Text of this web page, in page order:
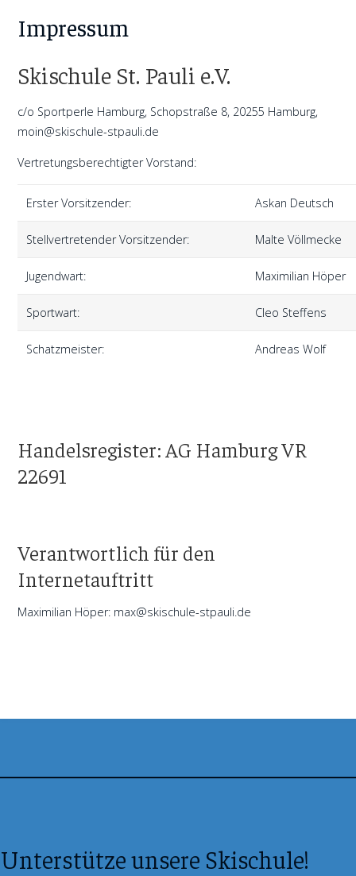
Impressum
Skischule St. Pauli e.V.
c/o Sportperle Hamburg, Schopstraße 8, 20255 Hamburg,
moin@skischule-stpauli.de
Vertretungsberechtigter Vorstand:
Erster Vorsitzender: Askan Deutsch
Stellvertretender Vorsitzender: Malte Völlmecke
Jugendwart: Maximilian Höper
Sportwart: Cleo Steffens
Schatzmeister: Andreas Wolf
Handelsregister: AG Hamburg VR
22691
Verantwortlich für den
Internetauftritt
Maximilian Höper: max@skischule-stpauli.de
Unterstütze unsere Skischule!